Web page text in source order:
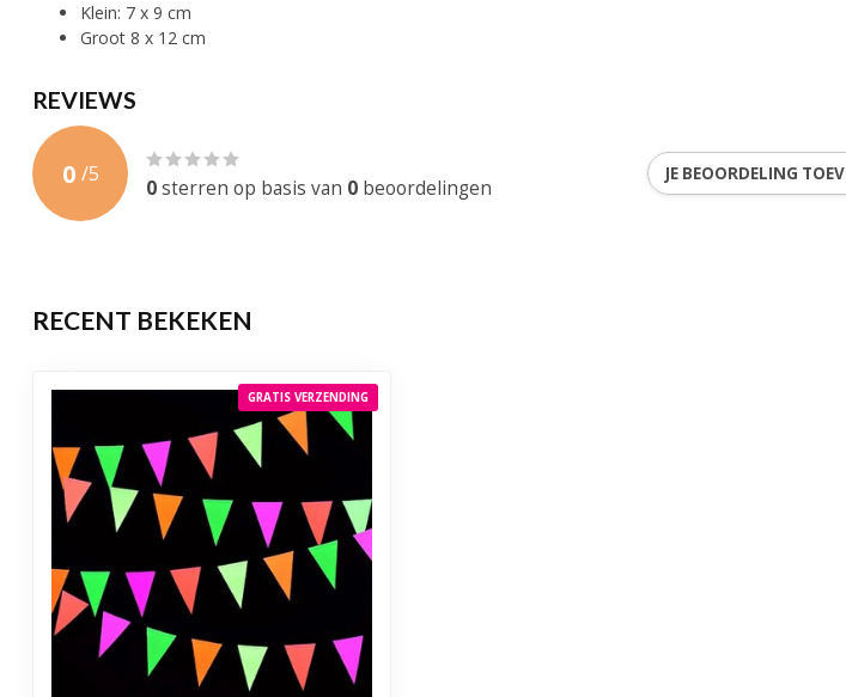
Klein: 7 x 9 cm
Groot 8 x 12 cm
REVIEWS
0 /5
0sterren op basis van 0 beoordelingen
JE BEOORDELING
RECENT BEKEKEN
GRATIS VERZENDING